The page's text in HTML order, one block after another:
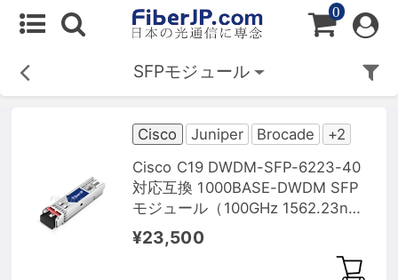
0
SFPモジュール
Cisco Juniper Brocade
+2
Cisco C19 DWDM-SFP-6223-40
対応互換 1000BASE-DWDM SFP
モジュール（100GHz 1562.23nm
40km DOM）
¥23,500